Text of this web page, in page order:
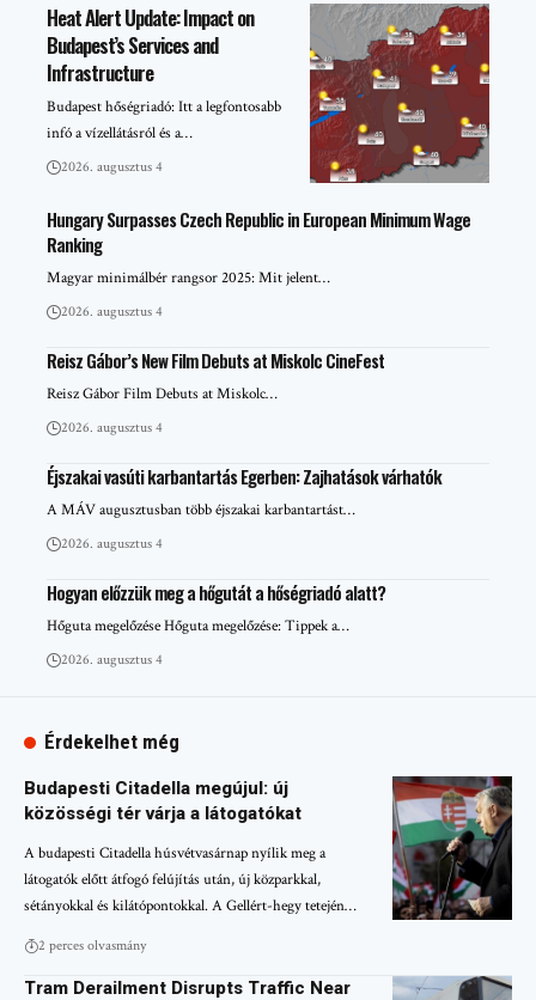
Heat Alert Update: Impact on
Budapest’s Services and
Infrastructure
Budapest hőségriadó: Itt a legfontosabb
infó a vízellátásról és a…
2026. augusztus 4
Hungary Surpasses Czech Republic in European Minimum Wage
Ranking
Magyar minimálbér rangsor 2025: Mit jelent…
2026. augusztus 4
Reisz Gábor’s New Film Debuts at Miskolc CineFest
Reisz Gábor Film Debuts at Miskolc…
2026. augusztus 4
Éjszakai vasúti karbantartás Egerben: Zajhatások várhatók
A MÁV augusztusban több éjszakai karbantartást…
2026. augusztus 4
Hogyan előzzük meg a hőgutát a hőségriadó alatt?
Hőguta megelőzése Hőguta megelőzése: Tippek a…
2026. augusztus 4
Érdekelhet még
Budapesti Citadella megújul: új
közösségi tér várja a látogatókat
A budapesti Citadella húsvétvasárnap nyílik meg a
látogatók előtt átfogó felújítás után, új közparkkal,
sétányokkal és kilátópontokkal. A Gellért-hegy tetején…
2 perces olvasmány
Tram Derailment Disrupts Traffic Near